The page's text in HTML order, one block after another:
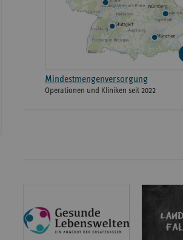
Mindestmengenversorgung
Operationen und Kliniken seit 2022